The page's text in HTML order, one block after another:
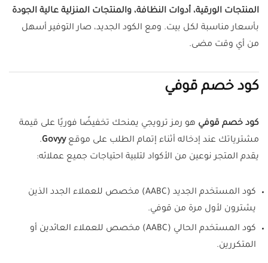
المنتجات الورقية، أدوات النظافة، والمنتجات المنزلية عالية الجودة
بأسعار مناسبة لكل بيت. ومع الكود الجديد، صار التوفير أسهل
من أي وقت مضى.
كود خصم قوفي
كود خصم قوفي هو رمز ترويجي يمنحك تخفيضًا فوريًا على قيمة
مشترياتك عند إدخاله أثناء إتمام الطلب على موقعGovyy
.
يقدم المتجر نوعين من الأكواد لتلبية احتياجات جميع عملائه:
كود المستخدم الجديد (AABC) مخصص للعملاء الجدد الذين
يشترون لأول مرة من قوفي.
كود المستخدم الحالي (AABC) مخصص للعملاء العائدين أو
المتكررين.